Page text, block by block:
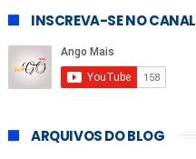
INSCREVA-SE NO CANAL
ARQUIVOS DO BLOG